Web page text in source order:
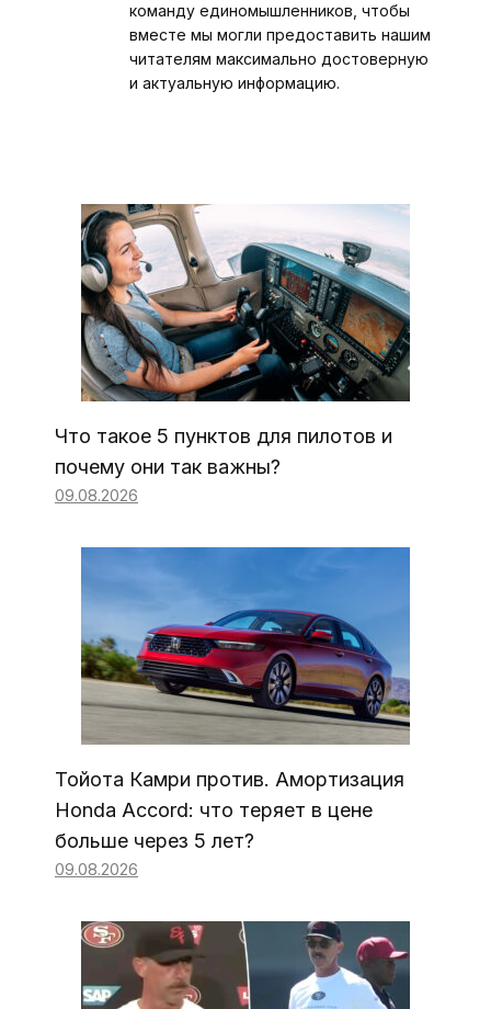
команду единомышленников, чтобы
вместе мы могли предоставить нашим
читателям максимально достоверную
и актуальную информацию.
Что такое 5 пунктов для пилотов и
почему они так важны?
09.08.2026
Тойота Камри против. Амортизация
Honda Accord: что теряет в цене
больше через 5 лет?
09.08.2026